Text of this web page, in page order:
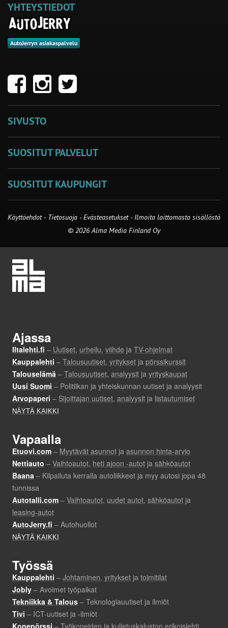
YHTEYSTIEDOT
AutoJerryn asiakaspalvelu
SIVUSTO
SUOSITUT PALVELUT
SUOSITUT KAUPUNGIT
Käyttöehdot - Tietosuoja -Evästeasetukset- Ilmoita laittomasta sisällöstä
© 2026 Alma Media Finland Oy